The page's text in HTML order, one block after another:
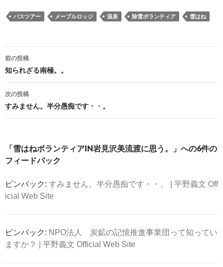
バスツアー メープルロッジ 温泉 除雪ボランティア 雪はね
稿
ビ
ゲ
ー
ョ
ン
前の投稿
知られざる南極。。
次の投稿
すみません。半分愚痴です・・。
「雪はねボランティアIN岩見沢美流渡に思う。」への6件の
フィードバック
ピンバック: すみません。半分愚痴です・・。 | 平野義文 Off
icial Web Site
ピンバック: NPO法人 炭鉱の記憶推進事業団って知ってい
ますか？ | 平野義文 Official Web Site